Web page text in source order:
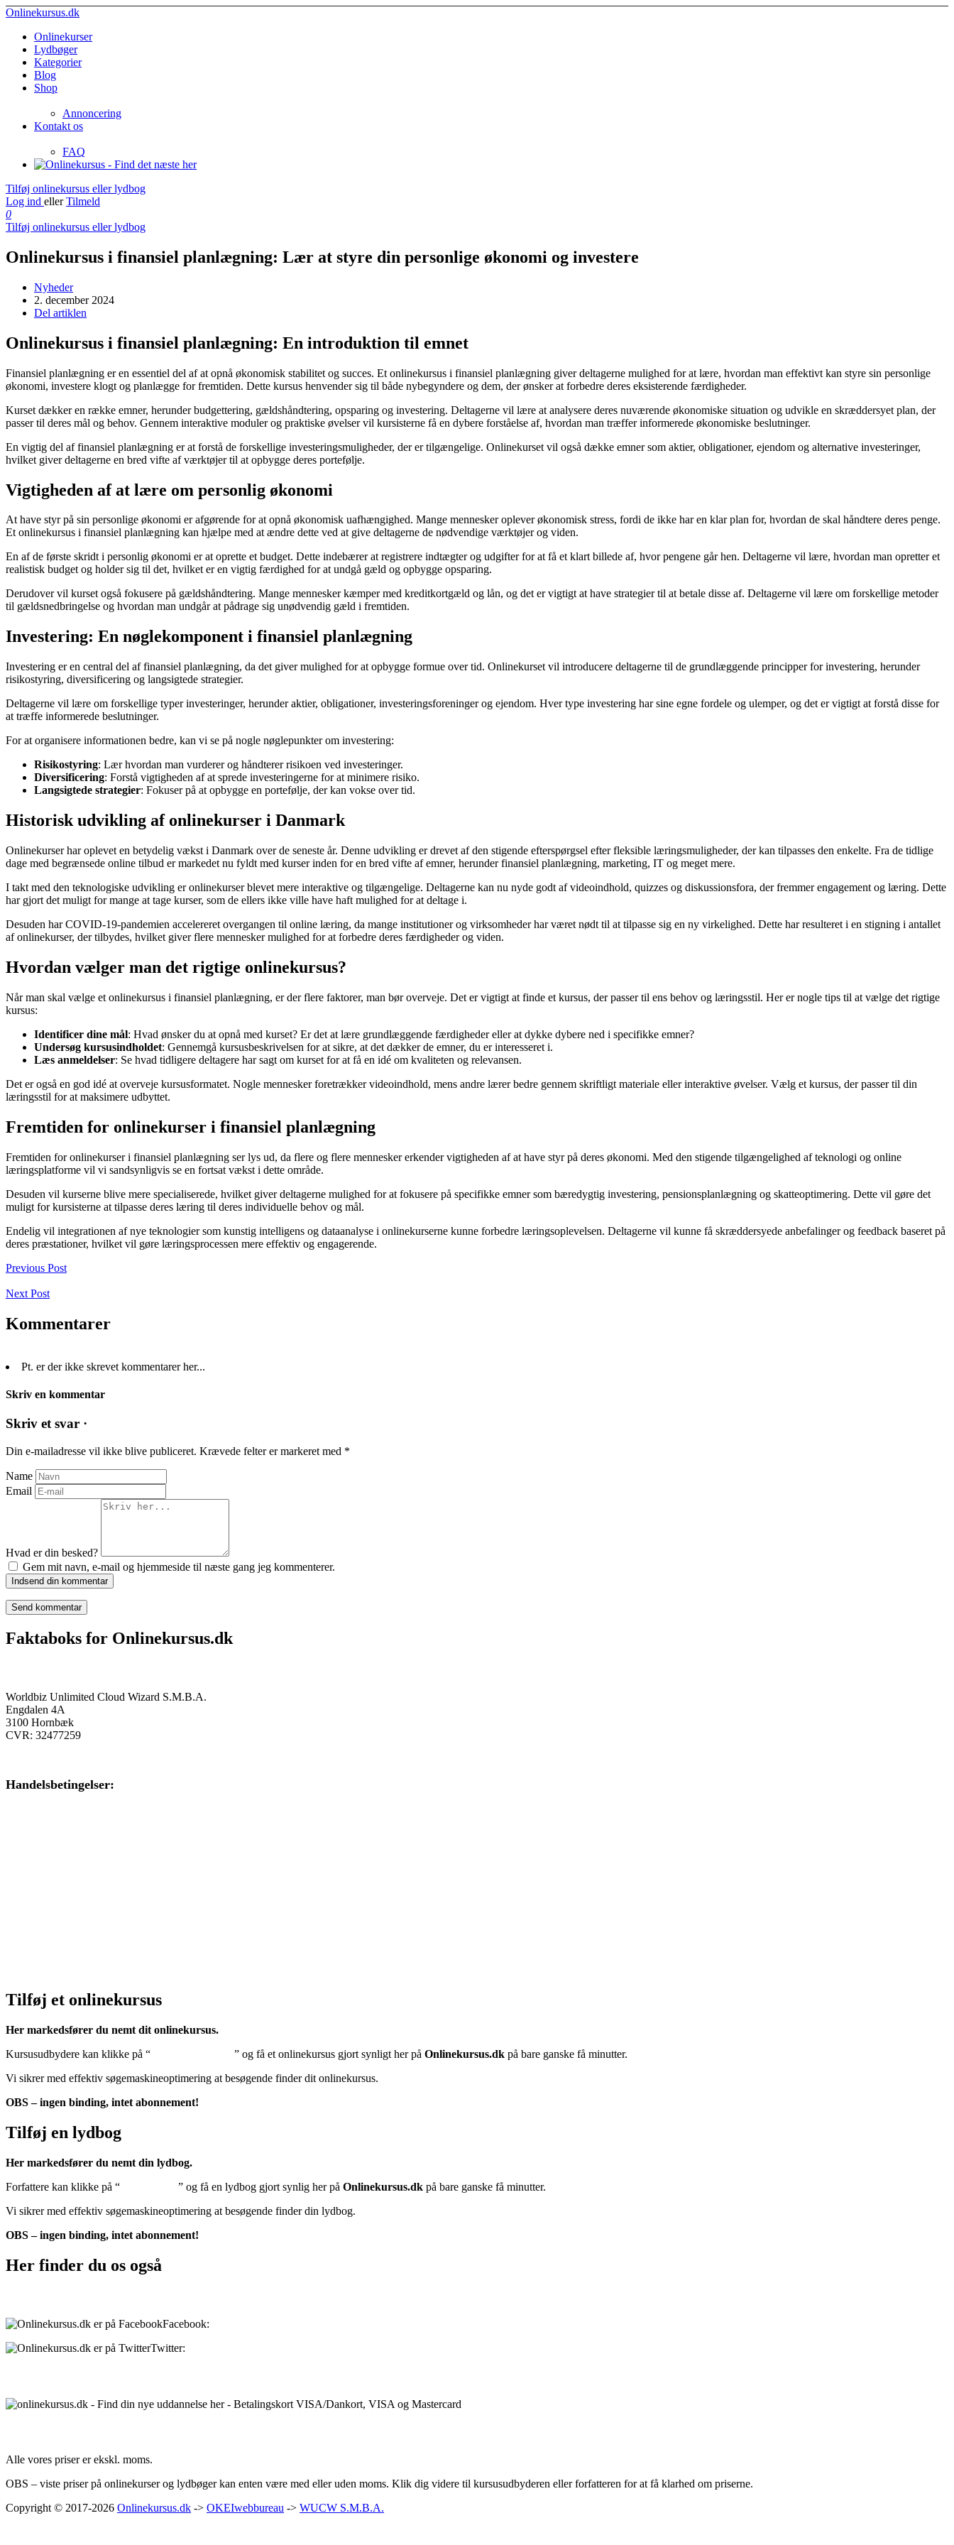
Onlinekursus.dk
Onlinekurser
Lydbøger
Kategorier
Blog
Shop
Annoncering
Kontakt os
FAQ
Tilføj onlinekursus eller lydbog
Log ind eller Tilmeld
0
Tilføj onlinekursus eller lydbog
Onlinekursus i finansiel planlægning: Lær at styre din personlige økonomi og investere
Nyheder
2. december 2024
Del artiklen
Onlinekursus i finansiel planlægning: En introduktion til emnet
Finansiel planlægning er en essentiel del af at opnå økonomisk stabilitet og succes. Et onlinekursus i finansiel planlægning giver deltagerne mulighed for at lære, hvordan man effektivt kan styre sin personlige
økonomi, investere klogt og planlægge for fremtiden. Dette kursus henvender sig til både nybegyndere og dem, der ønsker at forbedre deres eksisterende færdigheder.
Kurset dækker en række emner, herunder budgettering, gældshåndtering, opsparing og investering. Deltagerne vil lære at analysere deres nuværende økonomiske situation og udvikle en skræddersyet plan, der
passer til deres mål og behov. Gennem interaktive moduler og praktiske øvelser vil kursisterne få en dybere forståelse af, hvordan man træffer informerede økonomiske beslutninger.
En vigtig del af finansiel planlægning er at forstå de forskellige investeringsmuligheder, der er tilgængelige. Onlinekurset vil også dække emner som aktier, obligationer, ejendom og alternative investeringer,
hvilket giver deltagerne en bred vifte af værktøjer til at opbygge deres portefølje.
Vigtigheden af at lære om personlig økonomi
At have styr på sin personlige økonomi er afgørende for at opnå økonomisk uafhængighed. Mange mennesker oplever økonomisk stress, fordi de ikke har en klar plan for, hvordan de skal håndtere deres penge.
Et onlinekursus i finansiel planlægning kan hjælpe med at ændre dette ved at give deltagerne de nødvendige værktøjer og viden.
En af de første skridt i personlig økonomi er at oprette et budget. Dette indebærer at registrere indtægter og udgifter for at få et klart billede af, hvor pengene går hen. Deltagerne vil lære, hvordan man opretter et
realistisk budget og holder sig til det, hvilket er en vigtig færdighed for at undgå gæld og opbygge opsparing.
Derudover vil kurset også fokusere på gældshåndtering. Mange mennesker kæmper med kreditkortgæld og lån, og det er vigtigt at have strategier til at betale disse af. Deltagerne vil lære om forskellige metoder
til gældsnedbringelse og hvordan man undgår at pådrage sig unødvendig gæld i fremtiden.
Investering: En nøglekomponent i finansiel planlægning
Investering er en central del af finansiel planlægning, da det giver mulighed for at opbygge formue over tid. Onlinekurset vil introducere deltagerne til de grundlæggende principper for investering, herunder
risikostyring, diversificering og langsigtede strategier.
Deltagerne vil lære om forskellige typer investeringer, herunder aktier, obligationer, investeringsforeninger og ejendom. Hver type investering har sine egne fordele og ulemper, og det er vigtigt at forstå disse for
at træffe informerede beslutninger.
For at organisere informationen bedre, kan vi se på nogle nøglepunkter om investering:
Risikostyring: Lær hvordan man vurderer og håndterer risikoen ved investeringer.
Diversificering: Forstå vigtigheden af at sprede investeringerne for at minimere risiko.
Langsigtede strategier: Fokuser på at opbygge en portefølje, der kan vokse over tid.
Historisk udvikling af onlinekurser i Danmark
Onlinekurser har oplevet en betydelig vækst i Danmark over de seneste år. Denne udvikling er drevet af den stigende efterspørgsel efter fleksible læringsmuligheder, der kan tilpasses den enkelte. Fra de tidlige
dage med begrænsede online tilbud er markedet nu fyldt med kurser inden for en bred vifte af emner, herunder finansiel planlægning, marketing, IT og meget mere.
I takt med den teknologiske udvikling er onlinekurser blevet mere interaktive og tilgængelige. Deltagerne kan nu nyde godt af videoindhold, quizzes og diskussionsfora, der fremmer engagement og læring. Dette
har gjort det muligt for mange at tage kurser, som de ellers ikke ville have haft mulighed for at deltage i.
Desuden har COVID-19-pandemien accelereret overgangen til online læring, da mange institutioner og virksomheder har været nødt til at tilpasse sig en ny virkelighed. Dette har resulteret i en stigning i antallet
af onlinekurser, der tilbydes, hvilket giver flere mennesker mulighed for at forbedre deres færdigheder og viden.
Hvordan vælger man det rigtige onlinekursus?
Når man skal vælge et onlinekursus i finansiel planlægning, er der flere faktorer, man bør overveje. Det er vigtigt at finde et kursus, der passer til ens behov og læringsstil. Her er nogle tips til at vælge det rigtige
kursus:
Identificer dine mål: Hvad ønsker du at opnå med kurset? Er det at lære grundlæggende færdigheder eller at dykke dybere ned i specifikke emner?
Undersøg kursusindholdet: Gennemgå kursusbeskrivelsen for at sikre, at det dækker de emner, du er interesseret i.
Læs anmeldelser: Se hvad tidligere deltagere har sagt om kurset for at få en idé om kvaliteten og relevansen.
Det er også en god idé at overveje kursusformatet. Nogle mennesker foretrækker videoindhold, mens andre lærer bedre gennem skriftligt materiale eller interaktive øvelser. Vælg et kursus, der passer til din
læringsstil for at maksimere udbyttet.
Fremtiden for onlinekurser i finansiel planlægning
Fremtiden for onlinekurser i finansiel planlægning ser lys ud, da flere og flere mennesker erkender vigtigheden af at have styr på deres økonomi. Med den stigende tilgængelighed af teknologi og online
læringsplatforme vil vi sandsynligvis se en fortsat vækst i dette område.
Desuden vil kurserne blive mere specialiserede, hvilket giver deltagerne mulighed for at fokusere på specifikke emner som bæredygtig investering, pensionsplanlægning og skatteoptimering. Dette vil gøre det
muligt for kursisterne at tilpasse deres læring til deres individuelle behov og mål.
Endelig vil integrationen af nye teknologier som kunstig intelligens og dataanalyse i onlinekurserne kunne forbedre læringsoplevelsen. Deltagerne vil kunne få skræddersyede anbefalinger og feedback baseret på
deres præstationer, hvilket vil gøre læringsprocessen mere effektiv og engagerende.
Previous Post
Next Post
Kommentarer
Pt. er der ikke skrevet kommentarer her...
Skriv en kommentar
Skriv et svar ·
Din e-mailadresse vil ikke blive publiceret. Krævede felter er markeret med *
Name
Email
Hvad er din besked?
Gem mit navn, e-mail og hjemmeside til næste gang jeg kommenterer.
Indsend din kommentar
Faktaboks for Onlinekursus.dk
Worldbiz Unlimited Cloud Wizard S.M.B.A.
Engdalen 4A
3100 Hornbæk
CVR: 32477259
Handelsbetingelser:
Tilføj et onlinekursus
Her markedsfører du nemt dit onlinekursus.
Kursusudbydere kan klikke på “
” og få et onlinekursus gjort synligt her på Onlinekursus.dk på bare ganske få minutter.
Vi sikrer med effektiv søgemaskineoptimering at besøgende finder dit onlinekursus.
OBS – ingen binding, intet abonnement!
Tilføj en lydbog
Her markedsfører du nemt din lydbog.
Forfattere kan klikke på “
” og få en lydbog gjort synlig her på Onlinekursus.dk på bare ganske få minutter.
Vi sikrer med effektiv søgemaskineoptimering at besøgende finder din lydbog.
OBS – ingen binding, intet abonnement!
Her finder du os også
Facebook:
Twitter:
Alle vores priser er ekskl. moms.
OBS – viste priser på onlinekurser og lydbøger kan enten være med eller uden moms. Klik dig videre til kursusudbyderen eller forfatteren for at få klarhed om priserne.
Copyright © 2017-2026 Onlinekursus.dk -> OKEIwebbureau -> WUCW S.M.B.A.